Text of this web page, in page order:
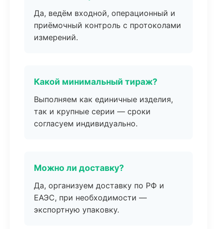
Да, ведём входной, операционный и
приёмочный контроль с протоколами
измерений.
Какой минимальный тираж?
Выполняем как единичные изделия,
так и крупные серии — сроки
согласуем индивидуально.
Можно ли доставку?
Да, организуем доставку по РФ и
ЕАЭС, при необходимости —
экспортную упаковку.